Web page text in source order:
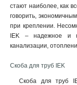
стают наиболее, как
говорить,
при креплении.
IEK – надежное и
канализации,
Скоба для труб IEK
Скоба для труб